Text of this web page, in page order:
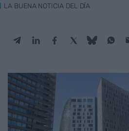
LA BUENA NOTICIA DEL DÍA